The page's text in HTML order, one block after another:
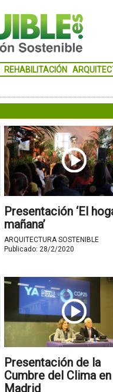
REHABILITACIÓN
Presentación ‘El
mañana’
ARQUITECTURA SOSTENIBLE
Publicado: 28/2/2020
Presentación de la
Cumbre del Clima en
Madrid